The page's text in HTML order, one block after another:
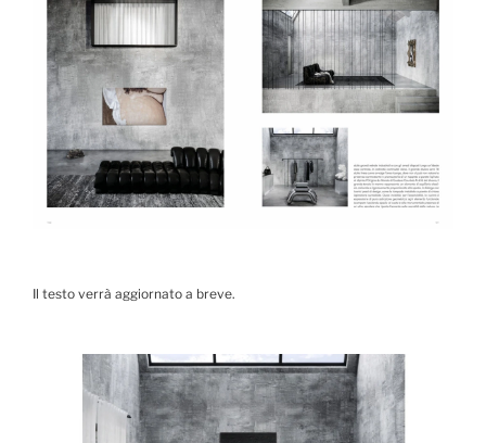
Il testo verrà aggiornato a breve.